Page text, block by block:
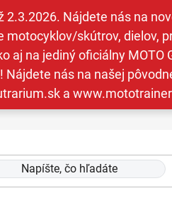
Nájdete nás na
skútrov, dielov,
na jediný oficiálny
nás na našej
a